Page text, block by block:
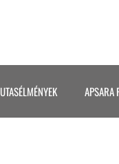
UTASÉLMÉNYEK APSARA